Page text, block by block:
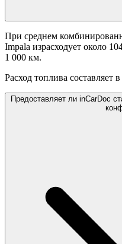
При среднем
Impala израсходует около
1 000 км.
Расход топлива составляет
Предоставляет ли inCarDoc